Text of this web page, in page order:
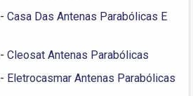
- Casa Das Antenas Parabólicas E
- Cleosat Antenas Parabólicas
- Eletrocasmar Antenas Parabólicas